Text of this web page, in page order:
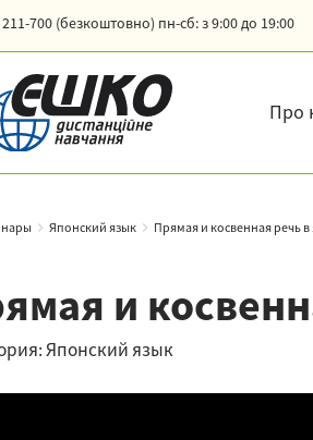
211-700 (безкоштовно) пн-сб: з 9:00 до 19:00
Про
Японский язык Прямая и косвенная речь
и
Японский язык